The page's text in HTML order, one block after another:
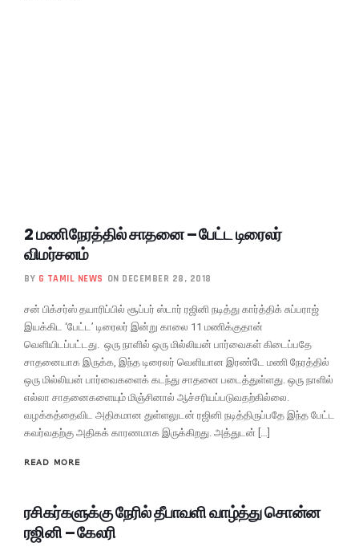
2 மணிநேரத்தில் சாதனை – பேட்ட டிரைலர்
விமர்சனம்
BY G TAMIL NEWS ON DECEMBER 28, 2018
சன் பிக்சர்ஸ் தயாரிப்பில் சூப்பர் ஸ்டார் ரஜினி நடித்து கார்த்திக் சுப்பராஜ்
இயக்கிட ‘பேட்ட’ டிரைலர் இன்று காலை 11 மணிக்குதான்
வெளியிடப்பட்டது. ஒரு நாளில் ஒரு மில்லியன் பார்வைகள் கிடைப்பதே
சாதனையாக இருக்க, இந்த டிரைலர் வெளியான இரண்டே மணி நேரத்தில்
ஒரு மில்லியன் பார்வைகளைக் கடந்து சாதனை படைத்துள்ளது. ஒரு நாளில்
எல்லா சாதனைகளையும் மிஞ்சினால் ஆச்சரியப்படுவதற்கில்லை.
வழக்கத்தைவிட அதிகமான துள்ளலுடன் ரஜினி நடித்திருப்பதே இந்த பேட்ட
கவர்வதற்கு அதிகக் காரணமாக இருக்கிறது. அத்துடன் […]
READ MORE
ரசிகர்களுக்கு நேரில் தீபாவளி வாழ்த்து சொன்ன
ரஜினி – கேலரி